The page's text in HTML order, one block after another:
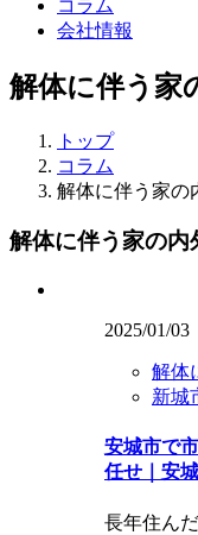
コラム
会社情報
解体に伴う家
トップ
コラム
解体に伴う家の
解体に伴う家の内
2025/01/03
解体
新城
安城市で
任せ｜安
長年住ん